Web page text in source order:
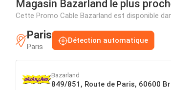
Magasin Bazarland le plus
Cette Promo Cable Bazarland est disponible
Paris
Paris
Détection automatique
Bazarland
849/851, Route de Paris, 60600